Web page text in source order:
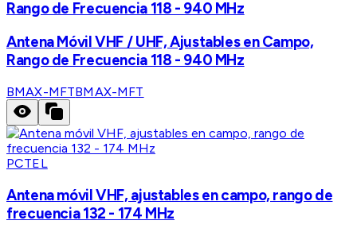
Rango de Frecuencia 118 - 940 MHz
Antena Móvil VHF / UHF, Ajustables en Campo,
Rango de Frecuencia 118 - 940 MHz
BMAX-MFTBMAX-MFT
PCTEL
Antena móvil VHF, ajustables en campo, rango de
frecuencia 132 - 174 MHz